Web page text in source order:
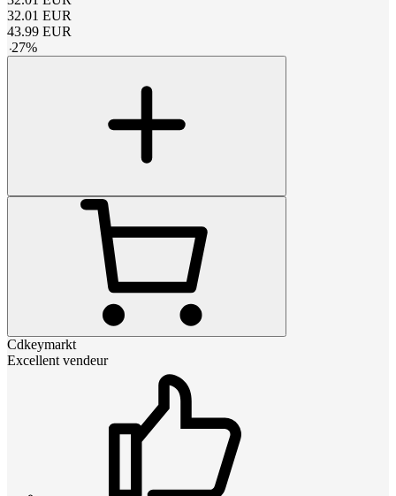
32.01 EUR
43.99 EUR
-27%
Cdkeymarkt
Excellent vendeur